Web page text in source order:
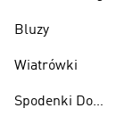
Bluzy
Wiatrówki
Spodenki Do